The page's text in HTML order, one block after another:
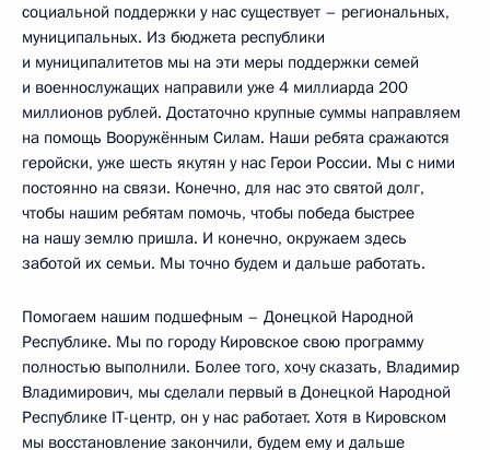
социальной поддержки у нас существует – региональных,
муниципальных. Из бюджета республики
и муниципалитетов мы на эти меры поддержки семей
и военнослужащих направили уже 4 миллиарда 200
миллионов рублей. Достаточно крупные суммы направляем
на помощь Вооружённым Силам. Наши ребята сражаются
геройски, уже шесть якутян у нас Герои России. Мы с ними
постоянно на связи. Конечно, для нас это святой долг,
чтобы нашим ребятам помочь, чтобы победа быстрее
на нашу землю пришла. И конечно, окружаем здесь
заботой их семьи. Мы точно будем и дальше работать.
Помогаем нашим подшефным – Донецкой Народной
Республике. Мы по городу Кировское свою программу
полностью выполнили. Более того, хочу сказать, Владимир
Владимирович, мы сделали первый в Донецкой Народной
Республике IT-центр, он у нас работает. Хотя в Кировском
мы восстановление закончили, будем ему и дальше